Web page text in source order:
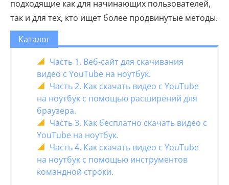
подходящие как для начинающих пользователей,
так и для тех, кто ищет более продвинутые методы.
Каталог
Часть 1. Веб-сайт для скачивания
видео с YouTube на ноутбук.
Часть 2. Как скачать видео с YouTube
на ноутбук с помощью расширений для
браузера.
Часть 3. Как бесплатно скачать видео с
YouTube на ноутбук.
Часть 4. Как скачать видео с YouTube
на ноутбук с помощью инструментов
командной строки.